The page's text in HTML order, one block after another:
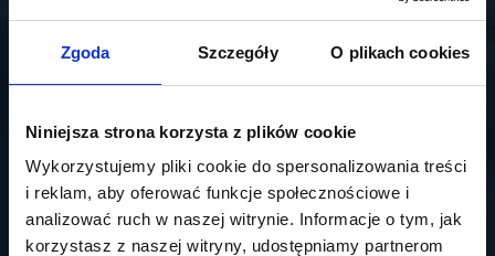
Zgoda Szczegóły O plikach cookies
Niniejsza strona korzysta z plików cookie
Wykorzystujemy pliki cookie do spersonalizowania treści
i reklam, aby oferować funkcje społecznościowe i
analizować ruch w naszej witrynie. Informacje o tym, jak
korzystasz z naszej witryny, udostępniamy partnerom